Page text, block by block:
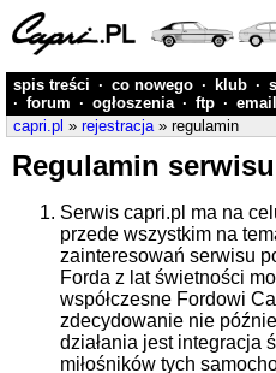
spis treści · co nowego · klub ·
· forum · ogłoszenia · ftp · email
capri.pl » rejestracja» regulamin
Regulamin
Serwis capri.pl ma na
przede wszystkim na
zainteresowań serwisu
Forda z lat świetności
współczesne Fordowi
zdecydowanie nie
działania jest integracja
miłośników tych